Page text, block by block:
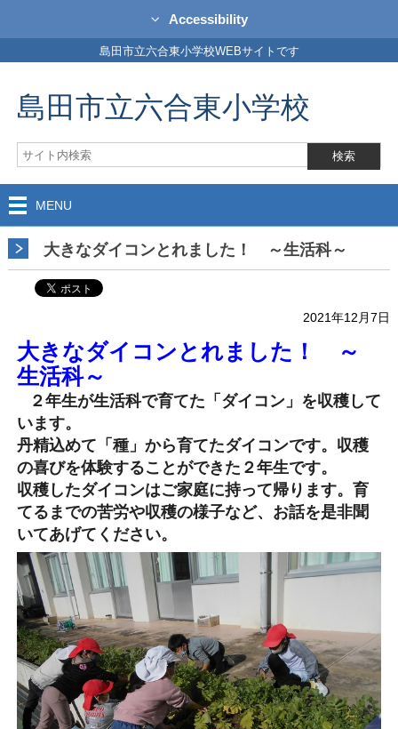
Accessibility
島田市立六合東小学校WEBサイトです
島田市立六合東小学校
MENU
大きなダイコンとれました！ ～生活科～
2021年12月7日
大きなダイコンとれました！ ～
生活科～
２年生が生活科で育てた「ダイコン」を収穫して
います。
丹精込めて「種」から育てたダイコンです。収穫
の喜びを体験することができた２年生です。
収穫したダイコンはご家庭に持って帰ります。育
てるまでの苦労や収穫の様子など、お話を是非聞
いてあげてください。